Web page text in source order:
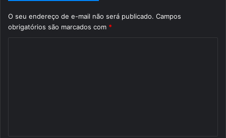
O seu endereço de e-mail não será publicado. Campos
obrigatórios são marcados com *